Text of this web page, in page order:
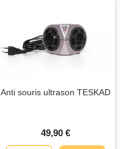
Anti souris ultrason TESKAD
49,90 €